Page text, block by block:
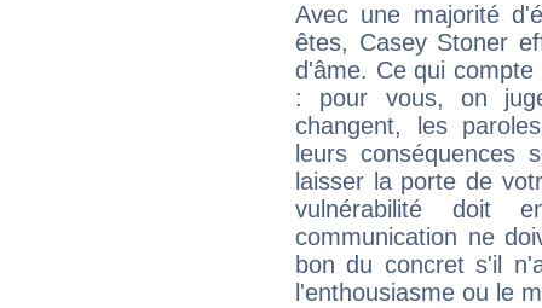
Avec une majorité
êtes, Casey Stoner
d'âme. Ce qui
: pour vous, on
changent, les
leurs conséquences
laisser la porte de
vulnérabilité doit
communication ne
bon du concret s'il
l'enthousiasme ou le